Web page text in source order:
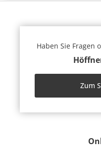
Haben Sie Fragen
Zum